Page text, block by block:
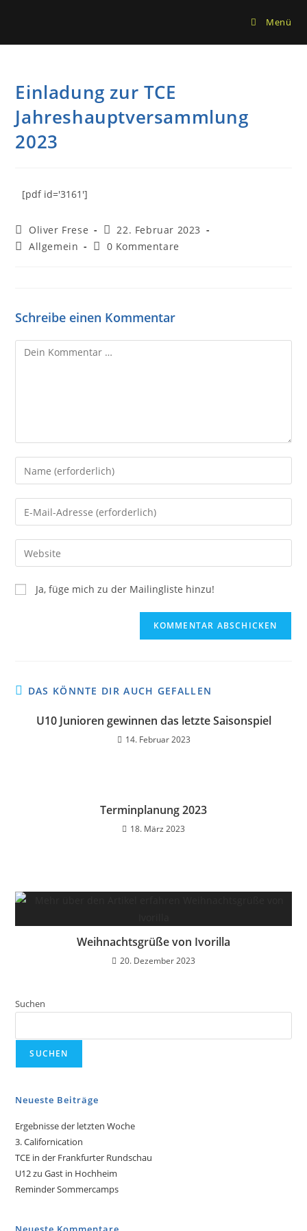
Menü
Einladung zur TCE
Jahreshauptversammlung
2023
[pdf id='3161']
Oliver Frese
22. Februar 2023
Allgemein
0 Kommentare
Schreibe einen Kommentar
Ja, füge mich zu der Mailingliste hinzu!
DAS KÖNNTE DIR AUCH GEFALLEN
U10 Junioren gewinnen das letzte Saisonspiel
14. Februar 2023
Terminplanung 2023
18. März 2023
Weihnachtsgrüße von Ivorilla
20. Dezember 2023
Suchen
SUCHEN
Neueste Beiträge
Ergebnisse der letzten Woche
3. Californication
TCE in der Frankfurter Rundschau
U12 zu Gast in Hochheim
Reminder Sommercamps